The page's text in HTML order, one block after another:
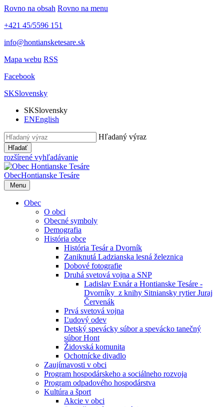
Rovno na obsah Rovno na menu
+421 45/5596 151
info@hontiansketesare.sk
Mapa webu RSS
Facebook
SKSlovensky
SKSlovensky
ENEnglish
Hľadaný výraz
Hľadať
rozšírené vyhľadávanie
ObecHontianske Tesáre
Menu
Obec
O obci
Obecné symboly
Demografia
História obce
História Tesár a Dvorník
Zaniknutá Ladzianska lesná železnica
Dobové fotografie
Druhá svetová vojna a SNP
Ladislav Exnár a Hontianske Tesáre -
Dvorníky z knihy Sitniansky rytier Juraj
Červenák
Prvá svetová vojna
Ľudový odev
Detský spevácky súbor a spevácko tanečný
súbor Hont
Židovská komunita
Ochotnícke divadlo
Zaujímavosti v obci
Program hospodárskeho a sociálneho rozvoja
Program odpadového hospodárstva
Kultúra a šport
Akcie v obci